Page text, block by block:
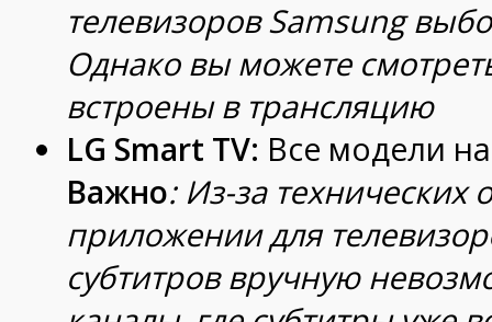
телевизоров Samsung
Однако вы можете
встроены в трансляцию
LG Smart TV: Все модели
Важно: Из-за технических
приложении для
субтитров вручную